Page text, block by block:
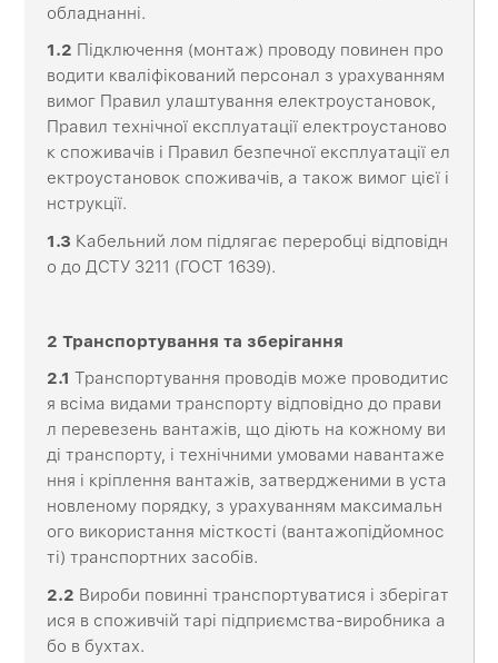
обладнанні.
1.2 Підключення (монтаж) проводу повинен про
водити кваліфікований персонал з урахуванням
вимог Правил улаштування електроустановок,
Правил технічної експлуатації електроустаново
к споживачів і Правил безпечної експлуатації ел
ектроустановок споживачів, а також вимог цієї і
нструкції.
1.3 Кабельний лом підлягає переробці відповідн
о до ДСТУ 3211 (ГОСТ 1639).
2 Транспортування та зберігання
2.1Транспортування проводів може проводитис
я всіма видами транспорту відповідно до прави
л перевезень вантажів, що діють на кожному ви
ді транспорту, і технічними умовами навантаже
ння і кріплення вантажів, затвердженими в уста
новленому порядку, з урахуванням максимальн
ого використання місткості (вантажопідйомнос
ті) транспортних засобів.
2.2 Вироби повинні транспортуватися і зберігат
ися в споживчій тарі підприємства-виробника а
бо в бухтах.